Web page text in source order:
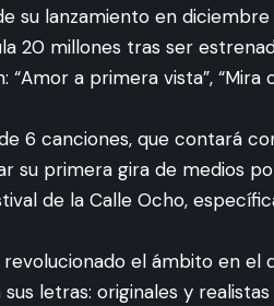
su lanzamiento en diciembre
20 millones tras ser
a primera vista”, “Mira
6 canciones, que contará
su primera gira de medios
de la Calle Ocho,
el ámbito en el
letras: originales y